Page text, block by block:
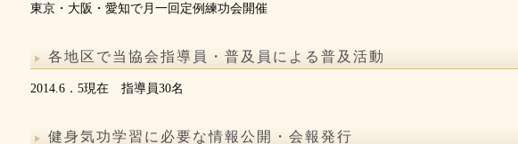
東京・大阪・愛知で月一回定例練功会開催
各地区で当協会指導員・普及員による普及活動
2014.6．5現在 指導員30名
健身気功学習に必要な情報公開・会報発行